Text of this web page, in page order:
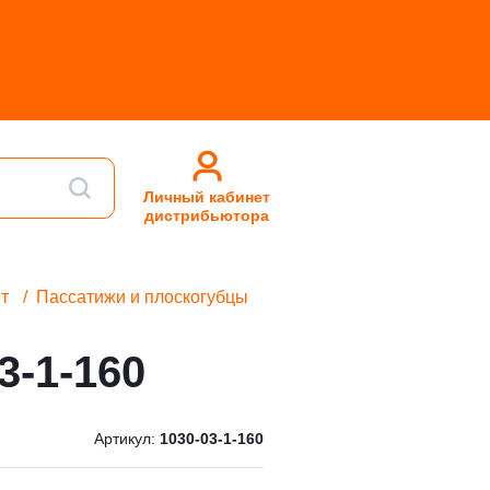
Личный кабинет
дистрибьютора
Пассатижи и плоскогубцы
1-160
Артикул: 1030-03-1-160